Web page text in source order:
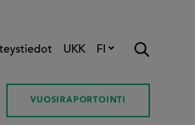
UKK FI
VUOSIRAPORTOINTI